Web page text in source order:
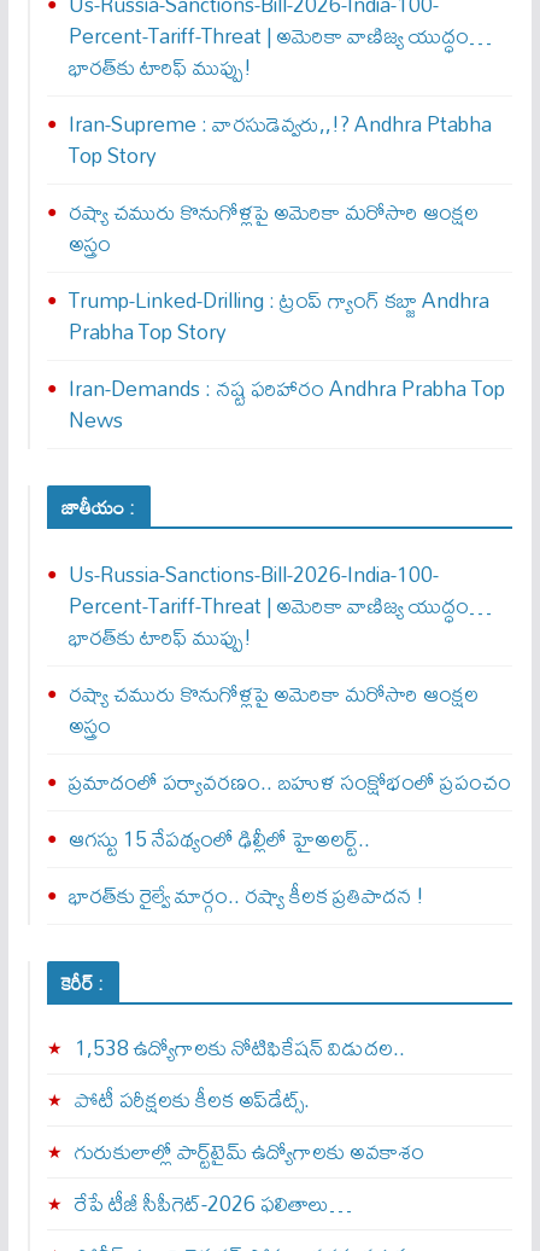
Percent-Tariff-Threat | అమెరికా వాణిజ్య యుద్ధం…
భారత్‌కు టారిఫ్ ముప్పు!
Iran-Supreme : వార‌సుడెవ్వ‌రు,,!? Andhra Ptabha
Top Story
రష్యా చమురు కొనుగోళ్లపై అమెరికా మరోసారి ఆంక్షల
అస్త్రం
Trump-Linked-Drilling : ట్రంప్ గ్యాంగ్ క‌బ్జా Andhra
Prabha Top Story
Iran-Demands : న‌ష్ట ఫ‌రిహారం Andhra Prabha Top
News
జాతీయం :
Us-Russia-Sanctions-Bill-2026-India-100-
Percent-Tariff-Threat | అమెరికా వాణిజ్య యుద్ధం…
భారత్‌కు టారిఫ్ ముప్పు!
రష్యా చమురు కొనుగోళ్లపై అమెరికా మరోసారి ఆంక్షల
అస్త్రం
ప్రమాదంలో పర్యావరణం.. బహుళ సంక్షోభంలో ప్రపంచం
ఆగస్టు 15 నేపథ్యంలో ఢిల్లీలో హైఅలర్ట్..
భారత్‌కు రైల్వే మార్గం.. రష్యా కీలక ప్రతిపాదన !
కెరీర్ :
1,538 ఉద్యోగాలకు నోటిఫికేషన్ విడుదల..
పోటీ పరీక్షలకు కీలక అప్‌డేట్స్.
గురుకులాల్లో పార్ట్‌టైమ్ ఉద్యోగాలకు అవకాశం
రేపే టీజీ సీపీగెట్‌-2026 ఫలితాలు…